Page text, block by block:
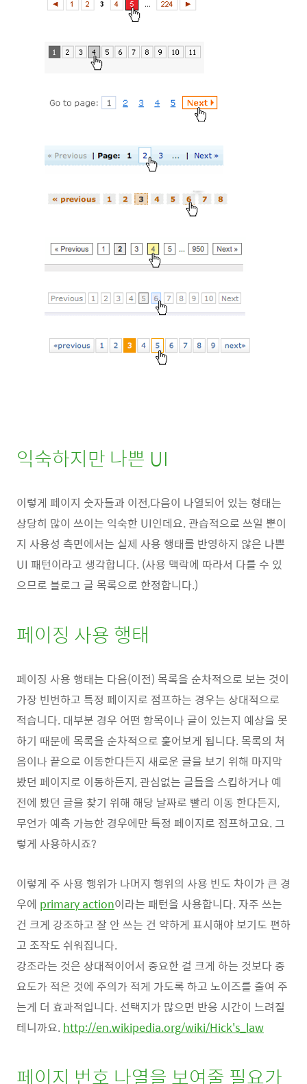
익숙하지만 나쁜 UI
이렇게 페이지 숫자들과 이전,다음이 나열되어 있는 형태는
상당히 많이 쓰이는 익숙한 UI인데요. 관습적으로 쓰일 뿐이
지 사용성 측면에서는 실제 사용 행태를 반영하지 않은 나쁜
UI 패턴이라고 생각합니다. (사용 맥락에 따라서 다를 수 있
으므로 블로그 글 목록으로 한정합니다.)
페이징 사용 행태
페이징 사용 행태는 다음(이전) 목록을 순차적으로 보는 것이
가장 빈번하고 특정 페이지로 점프하는 경우는 상대적으로
적습니다. 대부분 경우 어떤 항목이나 글이 있는지 예상을 못
하기 때문에 목록을 순차적으로 훑어보게 됩니다. 목록의 처
음이나 끝으로 이동한다든지 새로운 글을 보기 위해 마지막
봤던 페이지로 이동하든지, 관심없는 글들을 스킵하거나 예
전에 봤던 글을 찾기 위해 해당 날짜로 빨리 이동 한다든지,
무언가 예측 가능한 경우에만 특정 페이지로 점프하고요. 그
렇게 사용하시죠?
이렇게 주 사용 행위가 나머지 행위의 사용 빈도 차이가 큰 경
우에 primary action이라는 패턴을 사용합니다. 자주 쓰는
건 크게 강조하고 잘 안 쓰는 건 약하게 표시해야 보기도 편하
고 조작도 쉬워집니다.
강조라는 것은 상대적이어서 중요한 걸 크게 하는 것보다 중
요도가 적은 것에 주의가 적게 가도록 하고 노이즈를 줄여 주
는게 더 효과적입니다. 선택지가 많으면 반응 시간이 느려질
테니까요. http://en.wikipedia.org/wiki/Hick's_law
페이지 번호 나열을 보여줄 필요가